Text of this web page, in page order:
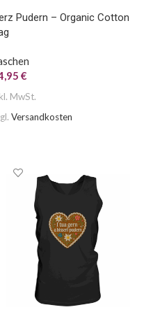
Pudern – Organic Cotton
€
MwSt.
Versandkosten